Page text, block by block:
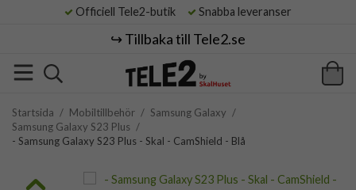
Officiell Tele2-butik Snabba leveranser
↪️ Tillbaka till Tele2.se
Startsida / Mobiltillbehör / Samsung Galaxy /
Samsung Galaxy S23 Plus /
- Samsung Galaxy S23 Plus - Skal - CamShield - Blå